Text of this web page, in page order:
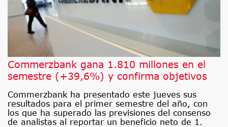
Commerzbank gana 1.810 millones en el
semestre (+39,6%) y confirma objetivos
Commerzbank ha presentado este jueves sus
resultados para el primer semestre del año, con
los que ha superado las previsiones del consenso
de analistas al reportar un beneficio neto de 1.